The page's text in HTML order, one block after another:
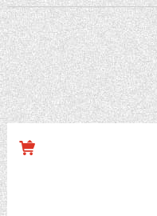
